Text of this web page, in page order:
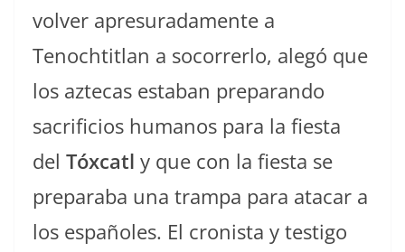
volver apresuradamente a
Tenochtitlan a socorrerlo, alegó que
los aztecas estaban preparando
sacrificios humanos para la fiesta
del Tóxcatl y que con la fiesta se
preparaba una trampa para atacar a
los españoles. El cronista y testigo